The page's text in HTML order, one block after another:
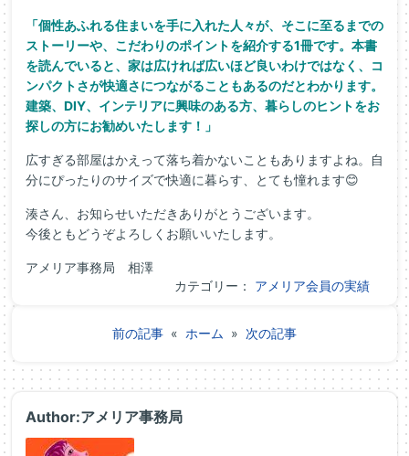
「個性あふれる住まいを手に入れた人々が、そこに至るまでの
ストーリーや、こだわりのポイントを紹介する1冊です。本書
を読んでいると、家は広ければ広いほど良いわけではなく、コ
ンパクトさが快適さにつながることもあるのだとわかります。
建築、DIY、インテリアに興味のある方、暮らしのヒントをお
探しの方にお勧めいたします！」
広すぎる部屋はかえって落ち着かないこともありますよね。自
分にぴったりのサイズで快適に暮らす、とても憧れます😊
湊さん、お知らせいただきありがとうございます。
今後ともどうぞよろしくお願いいたします。
アメリア事務局 相澤
カテゴリー： アメリア会員の実績
前の記事 « ホーム » 次の記事
Author:アメリア事務局